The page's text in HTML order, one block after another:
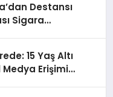
Destansı
Sigara
15 Yaş Altı
Erişimi